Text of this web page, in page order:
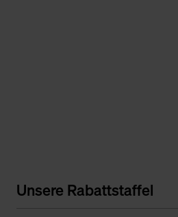
Unsere Rabattstaffel